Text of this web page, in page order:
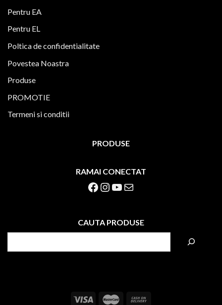
Pentru EA
Pentru EL
Poltica de confidentialitate
Povestea Noastra
Produse
PROMOTIE
Termeni si conditii
PRODUSE
RAMAI CONECTAT
Facebook Instagram YouTube Mail
CAUTA PRODUSE